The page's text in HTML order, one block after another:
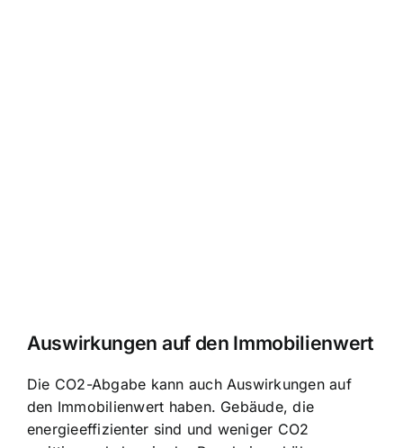
Auswirkungen auf den Immobilienwert
Die CO2-Abgabe kann auch Auswirkungen auf
den Immobilienwert haben. Gebäude, die
energieeffizienter sind und weniger CO2